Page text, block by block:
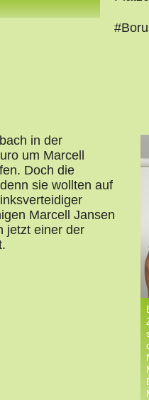
in der
um Marcell
Doch die
sie wollten auf
Marcell Jansen
jetzt einer der